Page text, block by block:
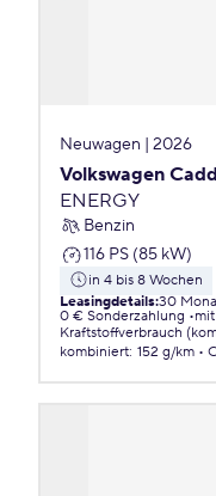
Neuwagen | 2026
Volkswagen
ENERGY
Benzin
116 PS (85 kW)
in 4 bis 8 Wochen
Leasingdetails:30
0 € Sonderzahlung
Kraftstoffverbrauch
kombiniert: 152 g/km